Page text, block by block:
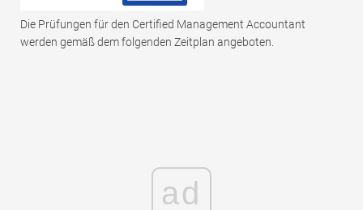
Die Prüfungen für den Certified Management Accountant
werden gemäß dem folgenden Zeitplan angeboten.
ad